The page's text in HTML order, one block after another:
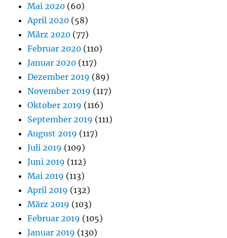
Mai 2020 (60)
April 2020 (58)
März 2020 (77)
Februar 2020 (110)
Januar 2020 (117)
Dezember 2019 (89)
November 2019 (117)
Oktober 2019 (116)
September 2019 (111)
August 2019 (117)
Juli 2019 (109)
Juni 2019 (112)
Mai 2019 (113)
April 2019 (132)
März 2019 (103)
Februar 2019 (105)
Januar 2019 (130)